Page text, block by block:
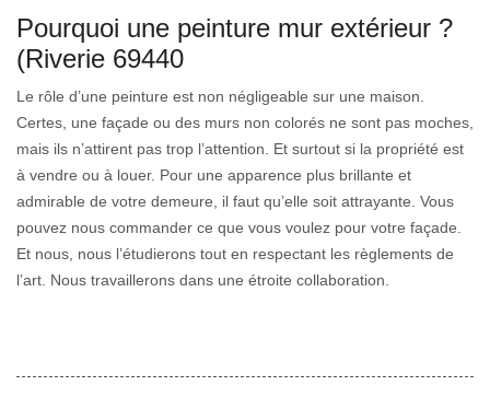
Pourquoi une peinture mur extérieur ?
(Riverie 69440
Le rôle d’une peinture est non négligeable sur une maison.
Certes, une façade ou des murs non colorés ne sont pas moches,
mais ils n’attirent pas trop l’attention. Et surtout si la propriété est
à vendre ou à louer. Pour une apparence plus brillante et
admirable de votre demeure, il faut qu’elle soit attrayante. Vous
pouvez nous commander ce que vous voulez pour votre façade.
Et nous, nous l’étudierons tout en respectant les règlements de
l’art. Nous travaillerons dans une étroite collaboration.